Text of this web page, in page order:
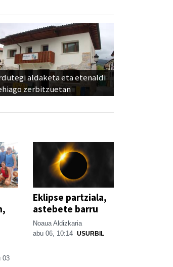
aldaketa eta etenaldi
zerbitzuetan
03
Eklipse partziala,
astebete barru
Noaua Aldizkaria
abu 06, 10:14 USURBIL